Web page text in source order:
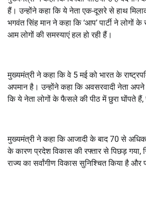
हैं। उन्होंने कहा कि ये नेता एक-दूसरे से हाथ
भगवंत सिंह मान ने कहा कि ‘आप’ पार्टी ने
आम लोगों की समस्याएं हल हो रही हैं।
मुख्यमंत्री ने कहा कि वे 5 मई को भारत के
अपमान है। उन्होंने कहा कि अवसरवादी नेता अपने
कि ये नेता लोगों के फैसले की पीठ में छुरा घोंपते
मुख्यमंत्री ने कहा कि आजादी के बाद 70 से अधिक
के कारण प्रदेश विकास की रफ्तार से पिछड़ गया,
राज्य का सर्वांगीण विकास सुनिश्चित किया है